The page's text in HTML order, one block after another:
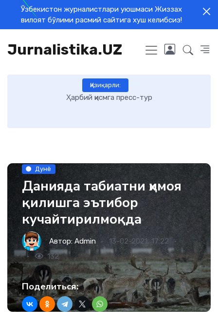
Ўзбекистон журналистлари уюшмаси Жиззах
вилоят бўлими расмий сайтига хуш келибсиз!
Jurnalistika.UZ
Қизиқарли:
Ҳарбий қисмга пресс-тур
Дунё
Данияда табиатни ҳимоя
қилишга эътибор
кучайтирилмоқда
Автор:Admin
13-02-2021, 17:22
132
Поделиться: